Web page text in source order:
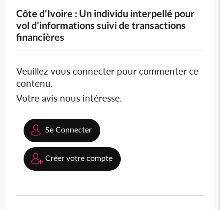
Côte d'Ivoire : Un individu interpellé pour
vol d'informations suivi de transactions
financières
Veuillez vous connecter pour commenter ce
contenu.
Votre avis nous intéresse.
Se Connecter
Créer votre compte